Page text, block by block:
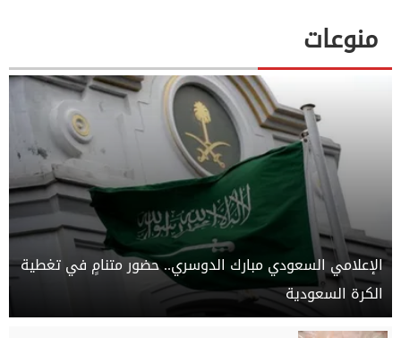
منوعات
الإعلامي السعودي مبارك الدوسري.. حضور متنامٍ في تغطية
الكرة السعودية